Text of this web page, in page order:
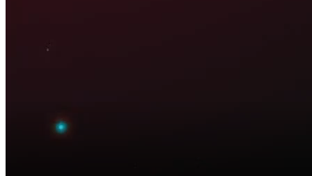
Chuyển đổi số đang diễn ra mạnh mẽ trong ngành tài chính - ngân
Những thách thức nào vẫn còn tồn tại trên hành trình này, và đâu là
những giải pháp để Việt Nam không chỉ đi kịp mà còn vươn lên dẫn